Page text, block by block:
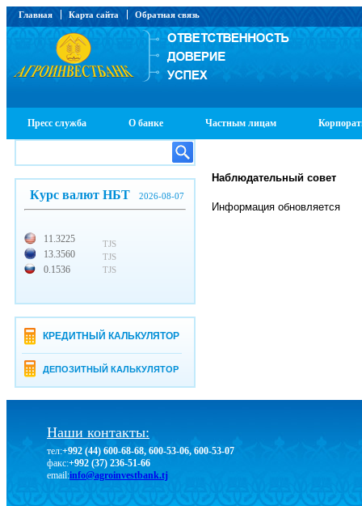
Главная Карта сайта Обратная связь
Пресс служба О банке Частным лицам
Курс валют НБТ 2026-08-07
11.3225
13.3560
0.1536
TJS
TJS
TJS
КРЕДИТНЫЙ КАЛЬКУЛЯТОР
ДЕПОЗИТНЫЙ КАЛЬКУЛЯТОР
Наблюдательный совет
Информация обновляется
Наши контакты:
тел:+992 (44) 600-68-68, 600-53-06, 600-53-07
факс:+992 (37) 236-51-66
email:info@agroinvestbank.tj